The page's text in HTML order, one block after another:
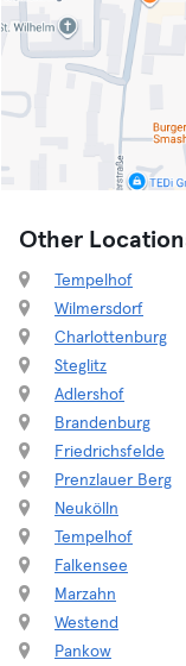
Other
Tempelhof
Wilmersdorf
Charlottenburg
Steglitz
Adlershof
Brandenburg
Friedrichsfelde
Prenzlauer Berg
Neukölln
Tempelhof
Falkensee
Marzahn
Westend
Pankow